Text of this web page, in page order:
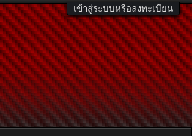
เข้าสู่ระบบหรือลงทะเบียน